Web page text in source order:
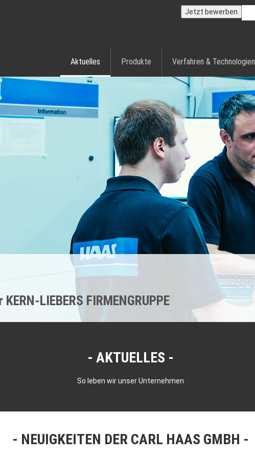
Jetzt bewerben
Aktuelles Produkte Verfahren & Technologien
LIEBERS FIRMENGRUPPE
AKTUELLES
So leben wir unser Unternehmen
NEUIGKEITEN DER CARL HAAS GMBH